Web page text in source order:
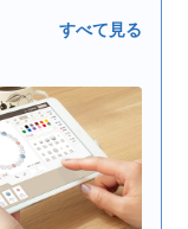
すべて見る